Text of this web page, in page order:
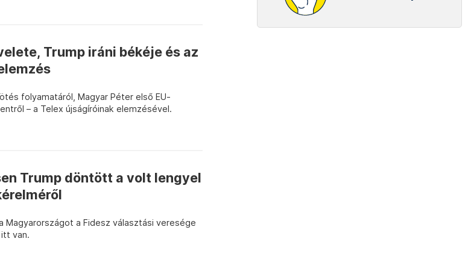
Trump iráni békéje és az
folyamatáról, Magyar Péter első EU-
– a Telex újságíróinak elemzésével.
Trump döntött a volt lengyel
a Fidesz választási veresége
van.